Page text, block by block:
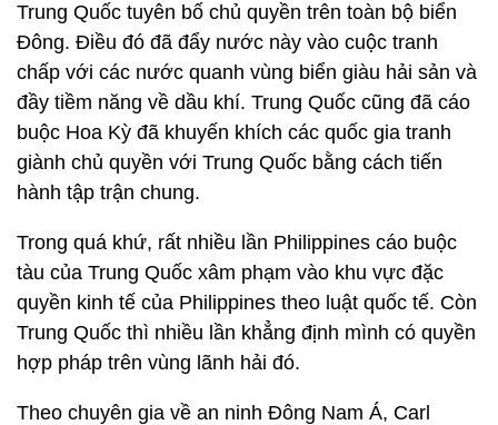
Trung Quốc tuyên bố chủ quyền trên toàn bộ biển
Đông. Điều đó đã đẩy nước này vào cuộc tranh
chấp với các nước quanh vùng biển giàu hải sản và
đầy tiềm năng về dầu khí. Trung Quốc cũng đã cáo
buộc Hoa Kỳ đã khuyến khích các quốc gia tranh
giành chủ quyền với Trung Quốc bằng cách tiến
hành tập trận chung.
Trong quá khứ, rất nhiều lần Philippines cáo buộc
tàu của Trung Quốc xâm phạm vào khu vực đặc
quyền kinh tế của Philippines theo luật quốc tế. Còn
Trung Quốc thì nhiều lần khẳng định mình có quyền
hợp pháp trên vùng lãnh hải đó.
Theo chuyên gia về an ninh Đông Nam Á, Carl